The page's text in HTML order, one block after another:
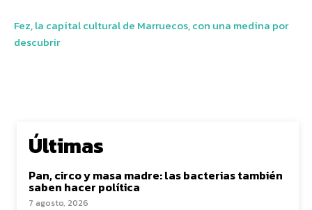
Fez, la capital cultural de Marruecos, con una medina por
descubrir
Últimas
Pan, circo y masa madre: las bacterias también
saben hacer política
7 agosto, 2026